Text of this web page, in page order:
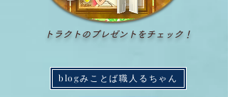
トラクトのプレゼントをチェック！
blogみことば職人るちゃん